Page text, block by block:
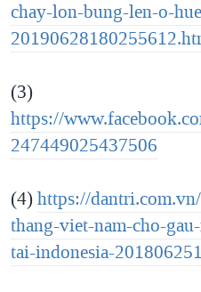
chay-lon-bung-len-o-
(3)
https://
247449025437506
(4)https://
thang-viet-nam-cho-
tai-indonesia-